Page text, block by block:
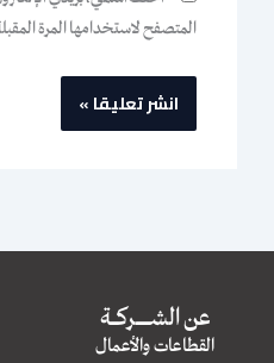
المتصفح لاستخدامها المرة
عن الشــــــــــــركــــــة
القطاعات والأعمال